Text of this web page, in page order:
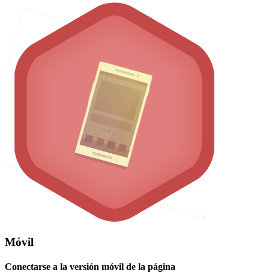
Móvil
Conectarse a la versión móvil de la página